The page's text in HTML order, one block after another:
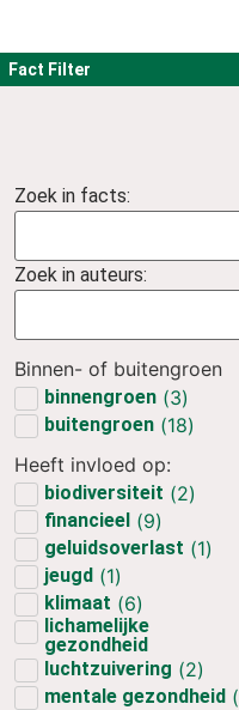
Fact Filter
Zoek in facts:
Zoek in auteurs:
Binnen- of buitengroen
binnengroen (3)
buitengroen (18)
Heeft invloed op:
biodiversiteit (2)
financieel (9)
geluidsoverlast (1)
jeugd (1)
klimaat (6)
lichamelijke
gezondheid
luchtzuivering (2)
mentale gezondheid (